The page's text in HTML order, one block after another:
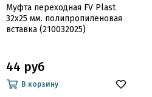
Муфта переходная FV Plast
32х25 мм. полипропиленовая
вставка (210032025)
44 руб
В корзину